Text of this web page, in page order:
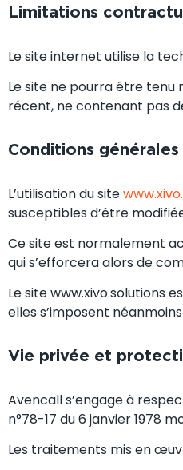
Limitations
Le site internet utilise la
Le site ne pourra être tenu
récent, ne contenant pas
Conditions
L’utilisation du site
susceptibles d’être
Ce site est normalement
qui s’efforcera alors de
Le site www.xivo.solutions
elles s’imposent
Vie privée et
Avencall s’engage à
n°78-17 du 6 janvier 1978
Les traitements mis en